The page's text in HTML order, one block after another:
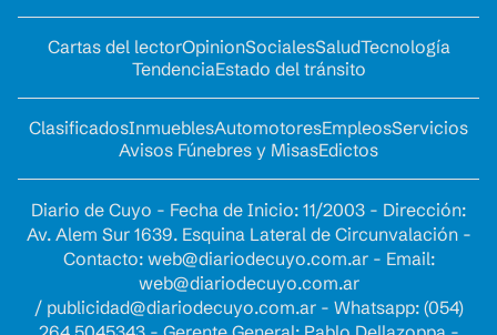
Cartas del lectorOpinionSocialesSaludTecnología
TendenciaEstado del tránsito
ClasificadosInmueblesAutomotoresEmpleosServicios
Avisos Fúnebres y MisasEdictos
Diario de Cuyo - Fecha de Inicio: 11/2003 - Dirección:
Av. Alem Sur 1639. Esquina Lateral de Circunvalación -
Contacto: web@diariodecuyo.com.ar- Email:
web@diariodecuyo.com.ar
/ publicidad@diariodecuyo.com.ar- Whatsapp: (054)